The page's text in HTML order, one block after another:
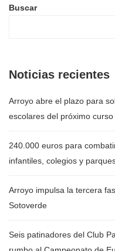
Buscar
Noticias recientes
Arroyo abre el plazo para
escolares del próximo curso
240.000 euros para
infantiles, colegios y
Arroyo impulsa la tercera
Sotoverde
Seis patinadores del Club